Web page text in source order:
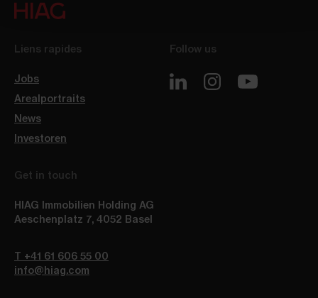
Liens rapides
Jobs
Arealportraits
News
Investoren
Follow us
Get in touch
HIAG Immobilien Holding AG
Aeschenplatz 7, 4052 Basel
T +41 61 606 55 00
info@hiag.com